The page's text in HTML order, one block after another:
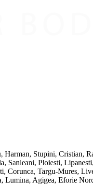
Stupini, Cristian,
Sanleani, Ploiesti,
Targu-Mures,
Lumina, Agigea, Eforie